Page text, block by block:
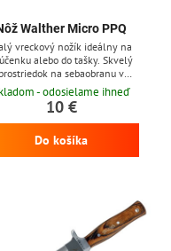
Walther Micro PPQ
vreckový nožík ideálny na
alebo do tašky. Skvelý
prostriedok na sebaobranu v
neočakávaných situáciách.
- odosielame ihneď
10 €
Do košíka